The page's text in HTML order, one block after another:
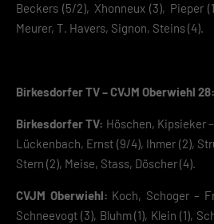
Beckers (5/2), Xhonneux (3), Pieper
Meurer, T. Havers, Signon, Steins (4).
Birkesdorfer TV – CVJM Oberwiehl
Birkesdorfer TV: Höschen, Kipsieker
Lückenbach, Ernst (9/4), Ihmer (2),
Stern (2), Meise, Stass, Döscher (4).
CVJM Oberwiehl: Koch, Schoger –
Schneevogt (3), Bluhm (1), Klein (1),